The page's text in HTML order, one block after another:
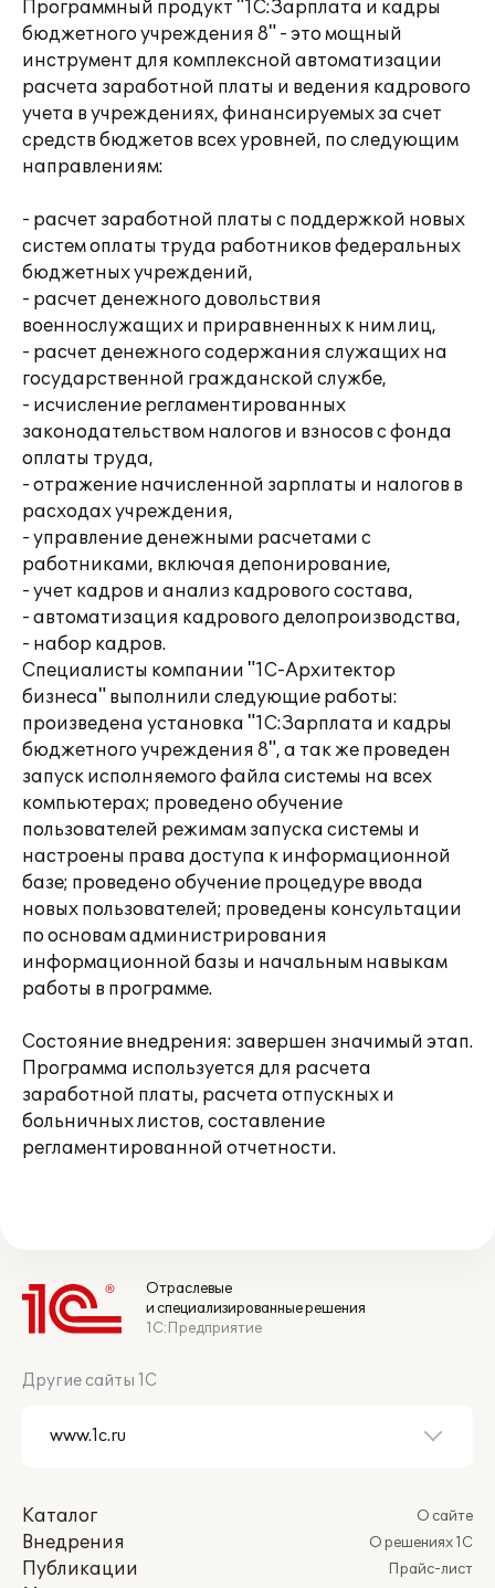
Программный продукт "1С:Зарплата и кадры
бюджетного учреждения 8" - это мощный
инструмент для комплексной автоматизации
расчета заработной платы и ведения кадрового
учета в учреждениях, финансируемых за счет
средств бюджетов всех уровней, по следующим
направлениям:
- расчет заработной платы с поддержкой новых
систем оплаты труда работников федеральных
бюджетных учреждений,
- расчет денежного довольствия
военнослужащих и приравненных к ним лиц,
- расчет денежного содержания служащих на
государственной гражданской службе,
- исчисление регламентированных
законодательством налогов и взносов с фонда
оплаты труда,
- отражение начисленной зарплаты и налогов в
расходах учреждения,
- управление денежными расчетами с
работниками, включая депонирование,
- учет кадров и анализ кадрового состава,
- автоматизация кадрового делопроизводства,
- набор кадров.
Специалисты компании "1С-Архитектор
бизнеса" выполнили следующие работы:
произведена установка "1С:Зарплата и кадры
бюджетного учреждения 8", а так же проведен
запуск исполняемого файла системы на всех
компьютерах; проведено обучение
пользователей режимам запуска системы и
настроены права доступа к информационной
базе; проведено обучение процедуре ввода
новых пользователей; проведены консультации
по основам администрирования
информационной базы и начальным навыкам
работы в программе.
Состояние внедрения: завершен значимый этап.
Программа используется для расчета
заработной платы, расчета отпускных и
больничных листов, составление
регламентированной отчетности.
Отраслевые
и специализированные решения
1С:Предприятие
Другие сайты 1С
Каталог
Внедрения
Публикации
О сайте
О решениях 1С
Прайс-лист